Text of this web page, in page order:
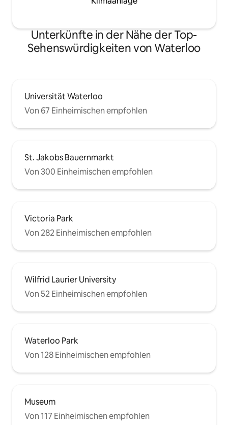
Unterkünfte in der Nähe der Top-
Sehenswürdigkeiten von Waterloo
Universität Waterloo
Von 67 Einheimischen empfohlen
St. Jakobs Bauernmarkt
Von 300 Einheimischen empfohlen
Victoria Park
Von 282 Einheimischen empfohlen
Wilfrid Laurier University
Von 52 Einheimischen empfohlen
Waterloo Park
Von 128 Einheimischen empfohlen
Museum
Von 117 Einheimischen empfohlen